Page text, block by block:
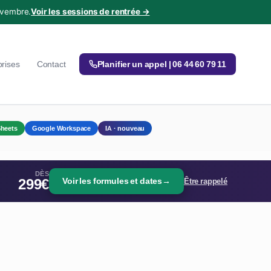
Voir les sessions de rentrée →
Contact Planifier un appel | 06 44 60 79 11
Google Workspace IA · nouveau
DÈS
299€ Voir les formules et dates→ Être rappelé